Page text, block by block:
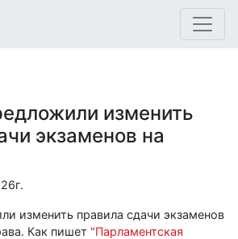
изменить
экзаменов на
изменить правила сдачи экзаменов
Как пишет "Парламентская